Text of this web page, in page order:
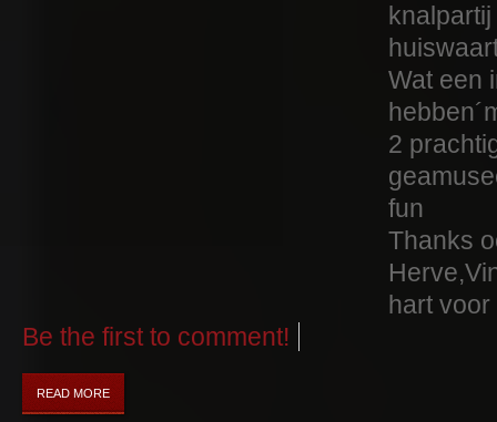
Wat een
2
fun
Thanks
hart voor
Be the first to comment!
READ MORE